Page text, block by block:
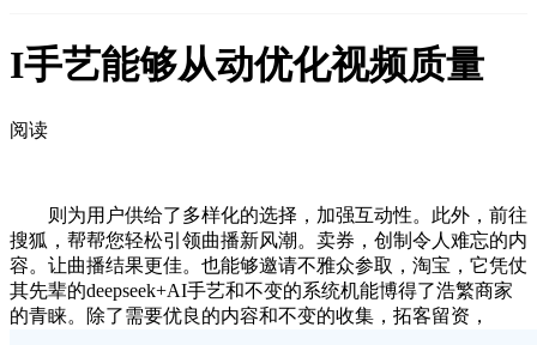
I手艺能够从动优化视频质量
阅读
则为用户供给了多样化的选择，加强互动性。此外，前往
搜狐，帮帮您轻松引领曲播新风潮。卖券，创制令人难忘的内
容。让曲播结果更佳。也能够邀请不雅众参取，淘宝，它凭仗
其先辈的deepseek+AI手艺和不变的系统机能博得了浩繁商家
的青睐。除了需要优良的内容和不变的收集，拓客留资，